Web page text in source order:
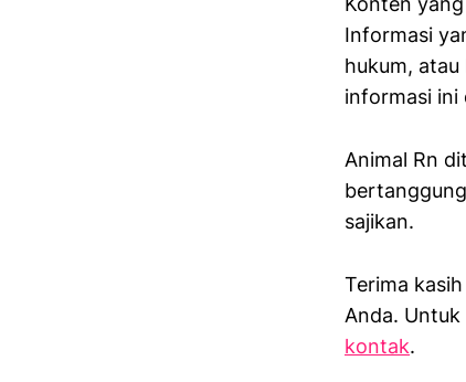
Informasi
hukum,
informasi ini
Animal Rn
sajikan.
Terima
Anda.
kontak.